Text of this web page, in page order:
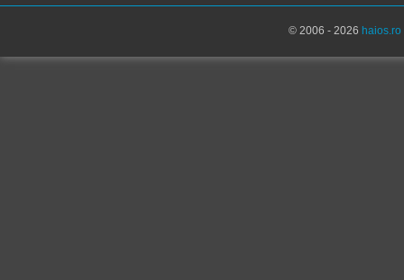
© 2006 - 2026 haios.ro